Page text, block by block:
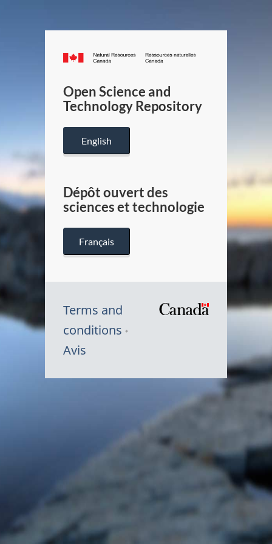
Canada.ca
/
Canada
Open Science and
Technology Repository
English
Dépôt ouvert des
sciences et technologie
Français
Terms and
conditions
Avis
du